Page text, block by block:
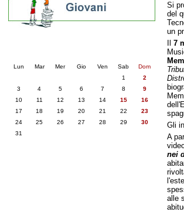
Si
del
un
7
Gli
A
nei
alle
Lun Mar Mer Gio Ven Sab
Dom
1
2
3
4 5 6 7 8
9
10
11 12 13 14 15
16
17
18 19 20 21 22
23
24
25 26 27 28 29
30
31